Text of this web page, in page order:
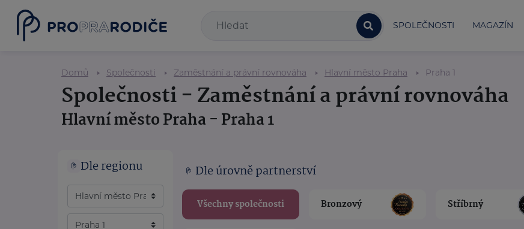
SPOLEČNOSTI MAGAZÍN
Domů Společnosti Zaměstnání a právní rovnováha Hlavní město Praha Praha 1
Společnosti - Zaměstnání a právní rovnováha
Hlavní město Praha - Praha 1
Dle regionu Dle úrovně partnerství
Všechny společnosti Bronzový Stříbrný